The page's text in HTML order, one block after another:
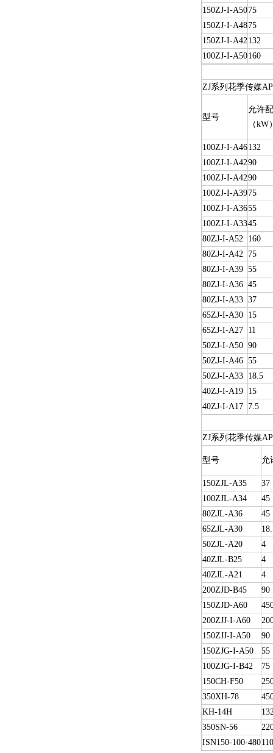
150ZJ-I-A5075
150ZJ-I-A4875
150ZJ-I-A42132
100ZJ-I-A50160
ZJ系列花季传媒
型号
允许
（kW
100ZJ-I-A46132
100ZJ-I-A4290
100ZJ-I-A4290
100ZJ-I-A3975
100ZJ-I-A3655
100ZJ-I-A3345
80ZJ-I-A52 160
80ZJ-I-A42 75
80ZJ-I-A39 55
80ZJ-I-A36 45
80ZJ-I-A33 37
65ZJ-I-A30 15
65ZJ-I-A27 11
50ZJ-I-A50 90
50ZJ-I-A46 55
50ZJ-I-A33 18.5
40ZJ-I-A19 15
40ZJ-I-A17 7.5
ZJ系列花季传媒
型号 允
150ZJL-A35
37
100ZJL-A34
45
80ZJL-A36
45
65ZJL-A30
50ZJL-A20
4
40ZJL-B25
4
40ZJL-A21
4
200ZJD-B45
90
150ZJD-A60
200ZJJ-I-A60
150ZJJ-I-A50
90
150ZJG-I-A50
55
100ZJG-I-B42
75
150CH-F50
350XH-78
KH-14H
350SN-56
ISN150-100-480110